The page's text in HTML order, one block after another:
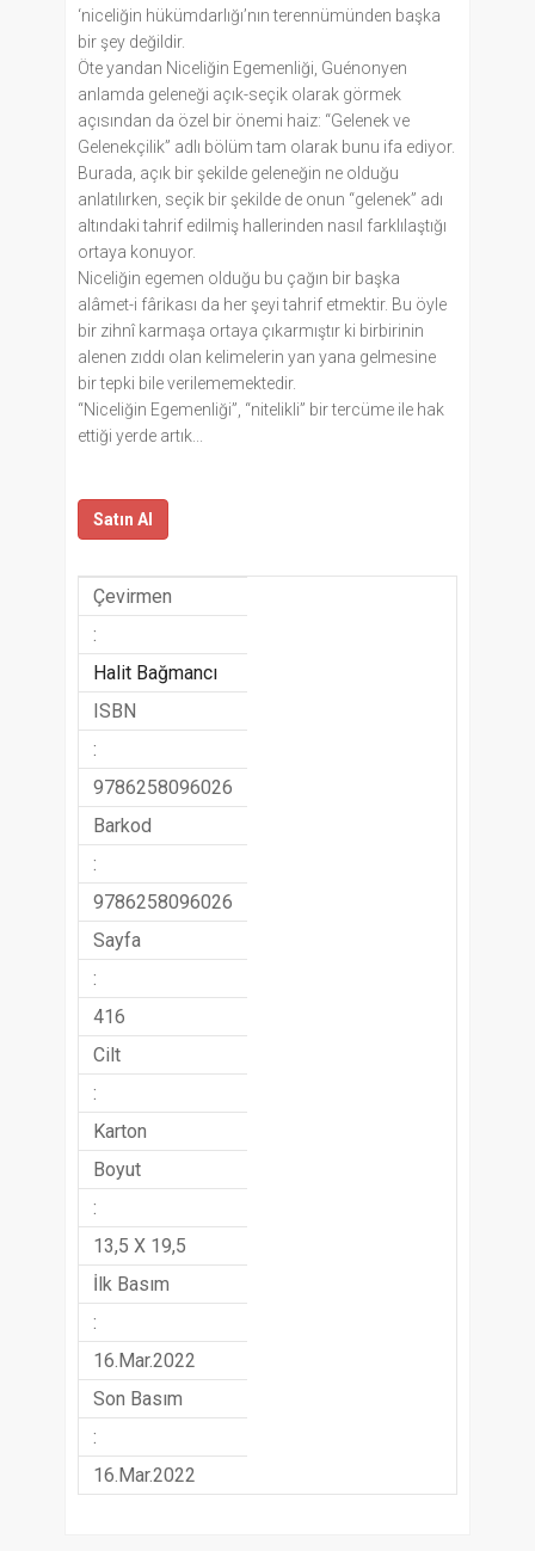
‘niceliğin hükümdarlığı’nın terennümünden başka
bir şey değildir.
Öte yandan Niceliğin Egemenliği, Guénonyen
anlamda geleneği açık-seçik olarak görmek
açısından da özel bir önemi haiz: “Gelenek ve
Gelenekçilik” adlı bölüm tam olarak bunu ifa ediyor.
Burada, açık bir şekilde geleneğin ne olduğu
anlatılırken, seçik bir şekilde de onun “gelenek” adı
altındaki tahrif edilmiş hallerinden nasıl farklılaştığı
ortaya konuyor.
Niceliğin egemen olduğu bu çağın bir başka
alâmet-i fârikası da her şeyi tahrif etmektir. Bu öyle
bir zihnî karmaşa ortaya çıkarmıştır ki birbirinin
alenen zıddı olan kelimelerin yan yana gelmesine
bir tepki bile verilememektedir.
“Niceliğin Egemenliği”, “nitelikli” bir tercüme ile hak
ettiği yerde artık...
Satın Al
Çevirmen
:
Halit Bağmancı
ISBN
:
9786258096026
Barkod
:
9786258096026
Sayfa
:
416
Cilt
:
Karton
Boyut
:
13,5 X 19,5
İlk Basım
:
16.Mar.2022
Son Basım
:
16.Mar.2022